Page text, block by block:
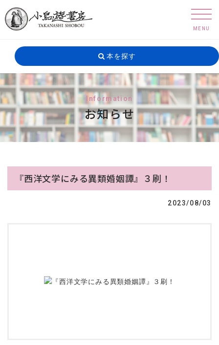
本を探す
Information
お知らせ
『西洋文学にみる異類婚姻譚』３刷！
2023/08/03
MENU